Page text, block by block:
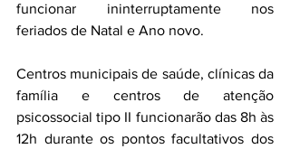
funcionar ininterruptamente nos
feriados de Natal e Ano novo.
Centros municipais de saúde, clínicas da
família e centros de atenção
psicossocial tipo II funcionarão das 8h às
12h durante os pontos facultativos dos